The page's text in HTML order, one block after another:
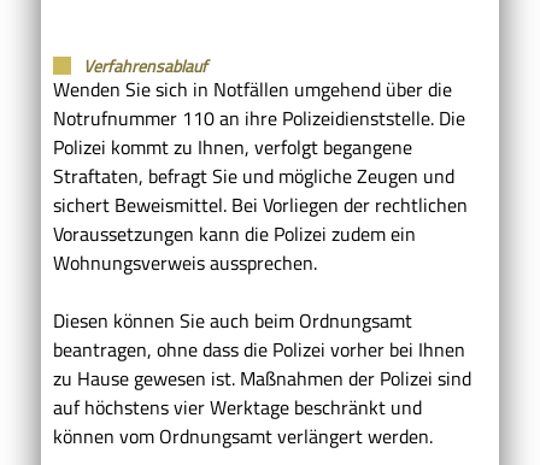
Verfahrensablauf
Wenden Sie sich in Notfällen umgehend über die
Notrufnummer 110 an ihre Polizeidienststelle. Die
Polizei kommt zu Ihnen, verfolgt begangene
Straftaten, befragt Sie und mögliche Zeugen und
sichert Beweismittel. Bei Vorliegen der rechtlichen
Voraussetzungen kann die Polizei zudem ein
Wohnungsverweis aussprechen.
Diesen können Sie auch beim Ordnungsamt
beantragen, ohne dass die Polizei vorher bei Ihnen
zu Hause gewesen ist. Maßnahmen der Polizei sind
auf höchstens vier Werktage beschränkt und
können vom Ordnungsamt verlängert werden.